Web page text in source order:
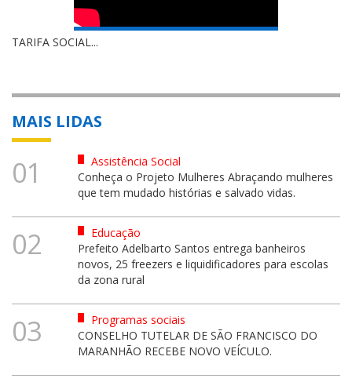
TARIFA SOCIAL...
MAIS LIDAS
01
Assistência Social
Conheça o Projeto Mulheres Abraçando mulheres
que tem mudado histórias e salvado vidas.
02
Educação
Prefeito Adelbarto Santos entrega banheiros
novos, 25 freezers e liquidificadores para escolas
da zona rural
03
Programas sociais
CONSELHO TUTELAR DE SÃO FRANCISCO DO
MARANHÃO RECEBE NOVO VEÍCULO.